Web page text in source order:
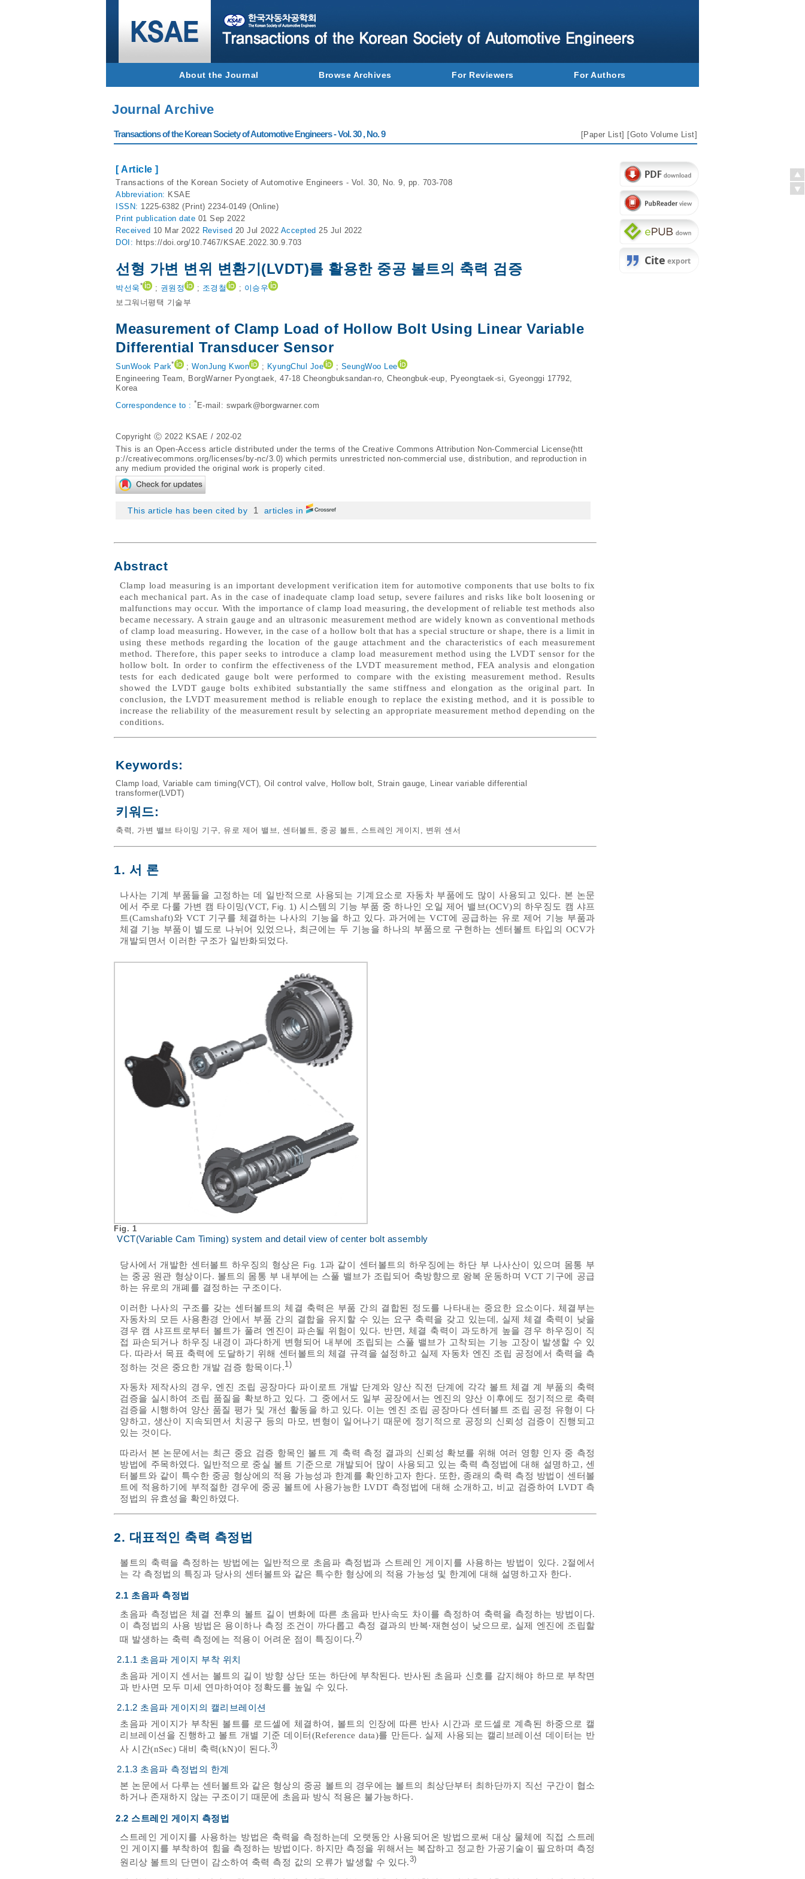
About the Journal Browse Archives For Reviewers For Authors
Journal Archive
Transactions of the Korean Society of Automotive Engineers - Vol. 30 , No. 9 [Paper List] [Goto Volume List]
[ Article ]
Transactions of the Korean Society of Automotive Engineers - Vol. 30, No. 9, pp. 703-708
Abbreviation: KSAE
ISSN: 1225-6382 (Print) 2234-0149 (Online)
Print publication date 01 Sep 2022
Received 10 Mar 2022 Revised 20 Jul 2022 Accepted 25 Jul 2022
DOI: https://doi.org/10.7467/KSAE.2022.30.9.703
선형 가변 변위 변환기(LVDT)를 활용한 중공 볼트의 축력 검증
박선욱* ; 권원정 ; 조경철 ; 이승우
보그워너평택 기술부
Measurement of Clamp Load of Hollow Bolt Using Linear Variable
Differential Transducer Sensor
SunWook Park* ; WonJung Kwon ; KyungChul Joe ; SeungWoo Lee
Engineering Team, BorgWarner Pyongtaek, 47-18 Cheongbuksandan-ro, Cheongbuk-eup, Pyeongtaek-si, Gyeonggi 17792,
Korea
Correspondence to : * E-mail: swpark@borgwarner.com
Copyright Ⓒ 2022 KSAE / 202-02
This is an Open-Access article distributed under the terms of the Creative Commons Attribution Non-Commercial License(htt
p://creativecommons.org/licenses/by-nc/3.0) which permits unrestricted non-commercial use, distribution, and reproduction in
any medium provided the original work is properly cited.
This article has been cited by 1 articles in
Abstract
Clamp load measuring is an important development verification item for automotive components that use bolts to fix
each mechanical part. As in the case of inadequate clamp load setup, severe failures and risks like bolt loosening or
malfunctions may occur. With the importance of clamp load measuring, the development of reliable test methods also
became necessary. A strain gauge and an ultrasonic measurement method are widely known as conventional methods
of clamp load measuring. However, in the case of a hollow bolt that has a special structure or shape, there is a limit in
using these methods regarding the location of the gauge attachment and the characteristics of each measurement
method. Therefore, this paper seeks to introduce a clamp load measurement method using the LVDT sensor for the
hollow bolt. In order to confirm the effectiveness of the LVDT measurement method, FEA analysis and elongation
tests for each dedicated gauge bolt were performed to compare with the existing measurement method. Results
showed the LVDT gauge bolts exhibited substantially the same stiffness and elongation as the original part. In
conclusion, the LVDT measurement method is reliable enough to replace the existing method, and it is possible to
increase the reliability of the measurement result by selecting an appropriate measurement method depending on the
conditions.
Keywords:
Clamp load, Variable cam timing(VCT), Oil control valve, Hollow bolt, Strain gauge, Linear variable differential
transformer(LVDT)
키워드:
축력 , 가변 밸브 타이밍 기구, 유로 제어 밸브, 센터볼트, 중공 볼트 , 스트레인 게이지 , 변위 센서
1. 서 론
나사는 기계 부품들을 고정하는 데 일반적으로 사용되는 기계요소로 자동차 부품에도 많이 사용되고 있다. 본 논문
에서 주로 다룰 가변 캠 타이밍(VCT, Fig. 1) 시스템의 기능 부품 중 하나인 오일 제어 밸브(OCV)의 하우징도 캠 샤프
트(Camshaft)와 VCT 기구를 체결하는 나사의 기능을 하고 있다. 과거에는 VCT에 공급하는 유로 제어 기능 부품과
체결 기능 부품이 별도로 나뉘어 있었으나, 최근에는 두 기능을 하나의 부품으로 구현하는 센터볼트 타입의 OCV가
개발되면서 이러한 구조가 일반화되었다.
Fig. 1
VCT(Variable Cam Timing) system and detail view of center bolt assembly
당사에서 개발한 센터볼트 하우징의 형상은 Fig. 1 과 같이 센터볼트의 하우징에는 하단 부 나사산이 있으며 몸통 부
는 중공 원관 형상이다. 볼트의 몸통 부 내부에는 스풀 밸브가 조립되어 축방향으로 왕복 운동하며 VCT 기구에 공급
하는 유로의 개폐를 결정하는 구조이다.
이러한 나사의 구조를 갖는 센터볼트의 체결 축력은 부품 간의 결합된 정도를 나타내는 중요한 요소이다. 체결부는
자동차의 모든 사용환경 안에서 부품 간의 결합을 유지할 수 있는 요구 축력을 갖고 있는데, 실제 체결 축력이 낮을
경우 캠 샤프트로부터 볼트가 풀려 엔진이 파손될 위험이 있다. 반면, 체결 축력이 과도하게 높을 경우 하우징이 직
접 파손되거나 하우징 내경이 과다하게 변형되어 내부에 조립되는 스풀 밸브가 고착되는 기능 고장이 발생할 수 있
다. 따라서 목표 축력에 도달하기 위해 센터볼트의 체결 규격을 설정하고 실제 자동차 엔진 조립 공정에서 축력을 측
정하는 것은 중요한 개발 검증 항목이다.1)
자동차 제작사의 경우, 엔진 조립 공장마다 파이로트 개발 단계와 양산 직전 단계에 각각 볼트 체결 계 부품의 축력
검증을 실시하여 조립 품질을 확보하고 있다. 그 중에서도 일부 공장에서는 엔진의 양산 이후에도 정기적으로 축력
검증을 시행하여 양산 품질 평가 및 개선 활동을 하고 있다. 이는 엔진 조립 공장마다 센터볼트 조립 공정 유형이 다
양하고, 생산이 지속되면서 치공구 등의 마모, 변형이 일어나기 때문에 정기적으로 공정의 신뢰성 검증이 진행되고
있는 것이다.
따라서 본 논문에서는 최근 중요 검증 항목인 볼트 계 축력 측정 결과의 신뢰성 확보를 위해 여러 영향 인자 중 측정
방법에 주목하였다. 일반적으로 중실 볼트 기준으로 개발되어 많이 사용되고 있는 축력 측정법에 대해 설명하고, 센
터볼트와 같이 특수한 중공 형상에의 적용 가능성과 한계를 확인하고자 한다. 또한, 종래의 축력 측정 방법이 센터볼
트에 적용하기에 부적절한 경우에 중공 볼트에 사용가능한 LVDT 측정법에 대해 소개하고, 비교 검증하여 LVDT 측
정법의 유효성을 확인하였다.
2. 대표적인 축력 측정법
볼트의 축력을 측정하는 방법에는 일반적으로 초음파 측정법과 스트레인 게이지를 사용하는 방법이 있다. 2절에서
는 각 측정법의 특징과 당사의 센터볼트와 같은 특수한 형상에의 적용 가능성 및 한계에 대해 설명하고자 한다.
2.1 초음파 측정법
초음파 측정법은 체결 전후의 볼트 길이 변화에 따른 초음파 반사속도 차이를 측정하여 축력을 측정하는 방법이다.
이 측정법의 사용 방법은 용이하나 측정 조건이 까다롭고 측정 결과의 반복⋅재현성이 낮으므로, 실제 엔진에 조립할
때 발생하는 축력 측정에는 적용이 어려운 점이 특징이다.2)
2.1.1 초음파 게이지 부착 위치
초음파 게이지 센서는 볼트의 길이 방향 상단 또는 하단에 부착된다. 반사된 초음파 신호를 감지해야 하므로 부착면
과 반사면 모두 미세 연마하여야 정확도를 높일 수 있다.
2.1.2 초음파 게이지의 캘리브레이션
초음파 게이지가 부착된 볼트를 로드셀에 체결하여, 볼트의 인장에 따른 반사 시간과 로드셀로 계측된 하중으로 캘
리브레이션을 진행하고 볼트 개별 기준 데이터(Reference data)를 만든다. 실제 사용되는 캘리브레이션 데이터는 반
사 시간(nSec) 대비 축력(kN)이 된다.3)
2.1.3 초음파 측정법의 한계
본 논문에서 다루는 센터볼트와 같은 형상의 중공 볼트의 경우에는 볼트의 최상단부터 최하단까지 직선 구간이 협소
하거나 존재하지 않는 구조이기 때문에 초음파 방식 적용은 불가능하다.
2.2 스트레인 게이지 측정법
스트레인 게이지를 사용하는 방법은 축력을 측정하는데 오랫동안 사용되어온 방법으로써 대상 물체에 직접 스트레
인 게이지를 부착하여 힘을 측정하는 방법이다. 하지만 측정을 위해서는 복잡하고 정교한 가공기술이 필요하며 측정
원리상 볼트의 단면이 감소하여 축력 측정 값의 오류가 발생할 수 있다.3)